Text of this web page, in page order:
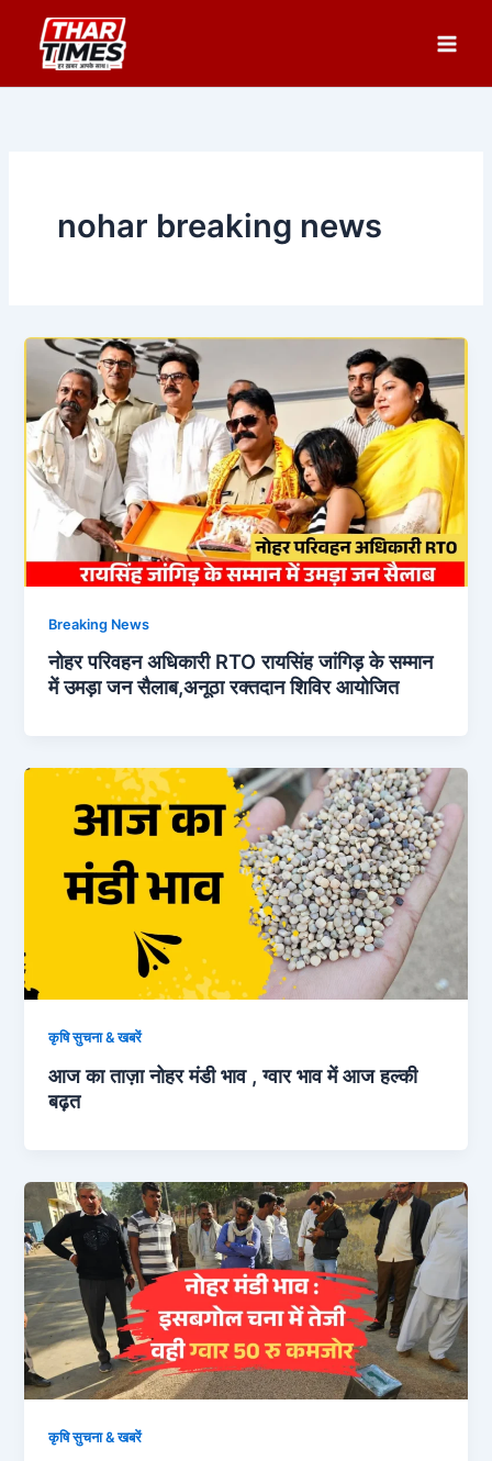
content
nohar breaking news
Breaking News
नोहर परिवहन अधिकारी RTO रायसिंह जांगिड़ के सम्मान
में उमड़ा जन सैलाब,अनूठा रक्तदान शिविर आयोजित
कृषि सुचना & खबरें
आज का ताज़ा नोहर मंडी भाव , ग्वार भाव में आज हल्की
बढ़त
कृषि सुचना & खबरें